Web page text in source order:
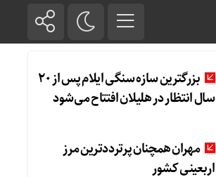
بزرگترین سازه سنگی ایلام پس از ۲۰
سال انتظار در هلیلان افتتاح می‌شود
مهران همچنان پرترددترین مرز
اربعینی کشور